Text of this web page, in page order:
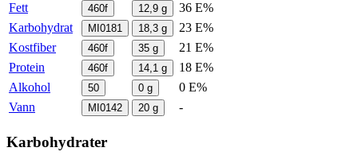
Fett
460f 12,9 g
36 E%
Karbohydrat
MI0181 18,3 g
23 E%
Kostfiber
460f 35 g
21 E%
Protein
460f 14,1 g
18 E%
Alkohol
50 0 g
0 E%
Vann
MI0142 20 g -
Karbohydrater